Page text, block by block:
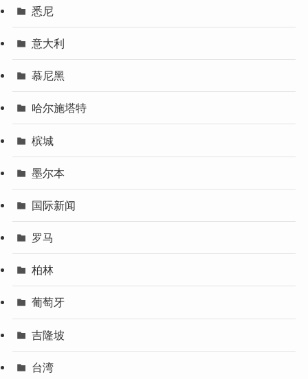
悉尼
意大利
慕尼黑
哈尔施塔特
槟城
墨尔本
国际新闻
罗马
柏林
葡萄牙
吉隆坡
台湾